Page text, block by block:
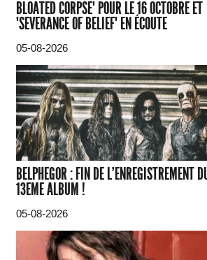
BLOATED CORPSE" POUR LE 16 OCTOBRE ET
"SEVERANCE OF BELIEF" EN ÉCOUTE
05-08-2026
BELPHEGOR : FIN DE L'ENREGISTREMENT
13EME ALBUM !
05-08-2026